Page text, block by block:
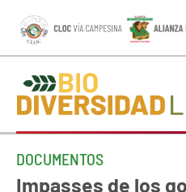
DOCUMENTOS
Impasses de los